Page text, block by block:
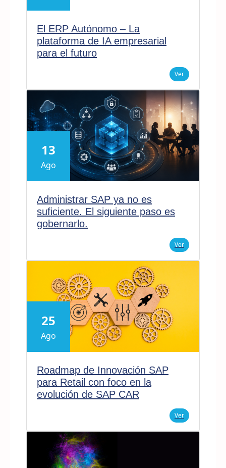
El ERP Autónomo – La
plataforma de IA empresarial
para el futuro
Ver
13
Ago
Administrar SAP ya no es
suficiente. El siguiente paso es
gobernarlo.
Ver
25
Ago
Roadmap de Innovación SAP
para Retail con foco en la
evolución de SAP CAR
Ver